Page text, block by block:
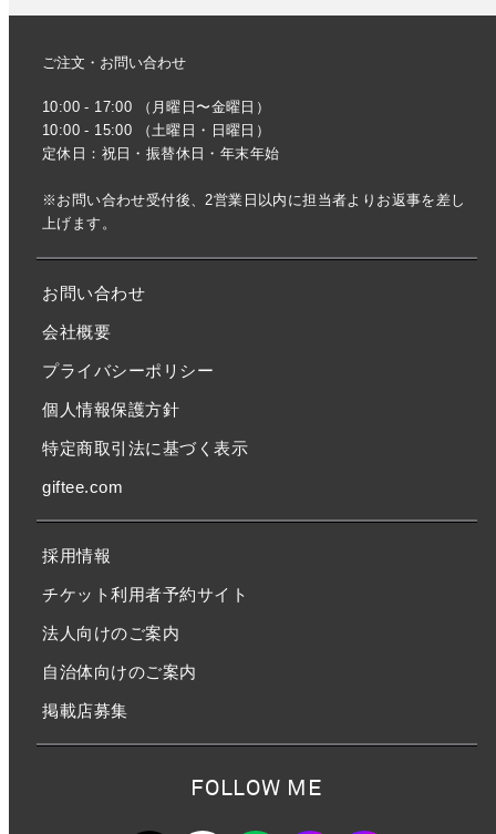
ご注文・お問い合わせ
10:00 - 17:00 （月曜日〜金曜日）
10:00 - 15:00 （土曜日・日曜日）
定休日：祝日・振替休日・年末年始
※お問い合わせ受付後、2営業日以内に担当者よりお返事を差し
上げます。
お問い合わせ
会社概要
プライバシーポリシー
個人情報保護方針
特定商取引法に基づく表示
giftee.com
採用情報
チケット利用者予約サイト
法人向けのご案内
自治体向けのご案内
掲載店募集
FOLLOW ME